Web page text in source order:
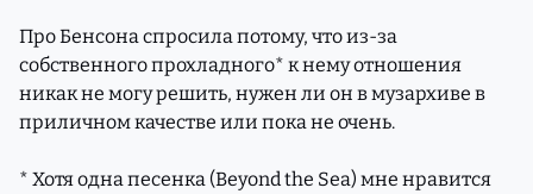
Про Бенсона спросила потому, что из-за
собственного прохладного* к нему отношения
никак не могу решить, нужен ли он в музархиве в
приличном качестве или пока не очень.
* Хотя одна песенка (Beyond the Sea) мне нравится